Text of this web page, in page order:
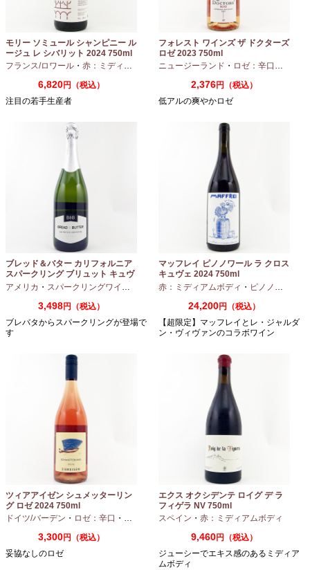
モリー ソミュール シャンピニー ル
ージュ レ シバリット 2024 750ml
フランス/ロワール ・ 赤：ミディアムボディ ・カベルネフラン
6,820円（税込）
注目の若手生産者
フォレスト ワインズ ザ ドクターズ
ロゼ 2023 750ml
ニュージーランド ・ ロゼ：辛口 ・
2,376円（税込）
低アルの爽やかロゼ
ブレッド＆バター カリフォルニア
スパークリング ブリュット キュヴ
ェ NV 750ml
アメリカ ・ スパークリングワイン シャルドネ
3,498円（税込）
ブレバタからスパークリングが登場で
す
マッフレイ ピノノワール ラ クロス
キュヴェ 2024 750ml
赤：ミディアムボディ ・ ピノノワール
24,200円（税込）
【超限定】マッフレイとレ・ジャルダ
ン・ヴィヴァンのコラボワイン
ツィアアイゼン シュメッターリン
グ ロゼ 2024 750ml
ドイツ/バーデン ・ ロゼ：辛口 ・ ピノノワール
3,300円（税込）
妥協なしのロゼ
エクス オクシデンテ ロイグ デ ラ
フィゲラ NV 750ml
（2022/2023）
スペイン ・ 赤：ミディアムボディ
9,460円（税込）
ジューシーでエキス感のあるミディア
ムボディ